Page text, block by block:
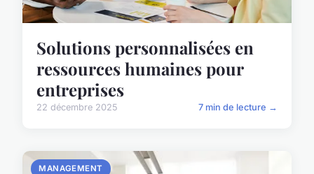
Solutions personnalisées en
ressources humaines pour
entreprises
22 décembre 2025 7 min de lecture →
MANAGEMENT